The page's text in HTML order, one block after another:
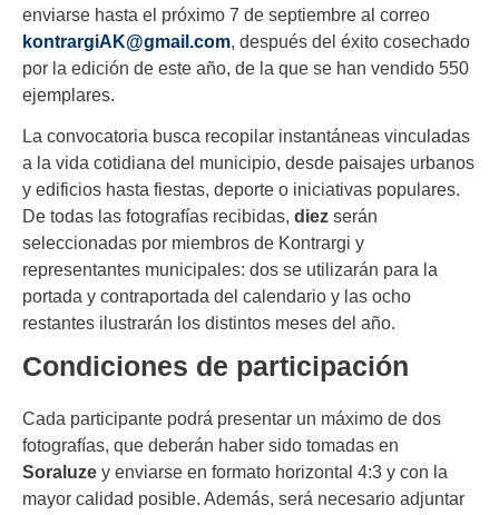
enviarse hasta el próximo 7 de septiembre al correo
kontrargiAK@gmail.com, después del éxito cosechado
por la edición de este año, de la que se han vendido 550
ejemplares.
La convocatoria busca recopilar instantáneas vinculadas
a la vida cotidiana del municipio, desde paisajes urbanos
y edificios hasta fiestas, deporte o iniciativas populares.
De todas las fotografías recibidas, diez serán
seleccionadas por miembros de Kontrargi y
representantes municipales: dos se utilizarán para la
portada y contraportada del calendario y las ocho
restantes ilustrarán los distintos meses del año.
Condiciones de participación
Cada participante podrá presentar un máximo de dos
fotografías, que deberán haber sido tomadas en
Soraluze y enviarse en formato horizontal 4:3 y con la
mayor calidad posible. Además, será necesario adjuntar